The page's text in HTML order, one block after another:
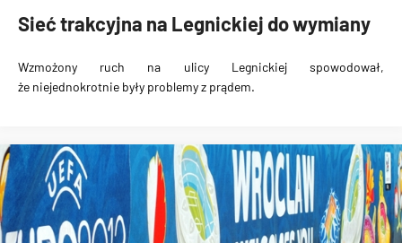
Sieć trakcyjna na Legnickiej do wymiany
Wzmożony ruch na ulicy Legnickiej spowodował,
że niejednokrotnie były problemy z prądem.